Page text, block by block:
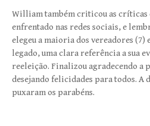
William também criticou as críticas
enfrentado nas redes sociais, e
elegeu a maioria dos vereadores (7)
legado, uma clara referência a sua
reeleição. Finalizou agradecendo a
desejando felicidades para todos.
puxaram os parabéns.